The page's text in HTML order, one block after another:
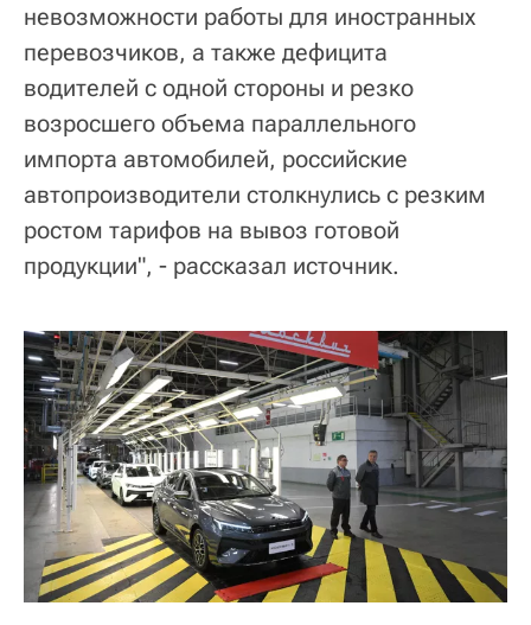
невозможности работы для иностранных
перевозчиков, а также дефицита
водителей с одной стороны и резко
возросшего объема параллельного
импорта автомобилей, российские
автопроизводители столкнулись с резким
ростом тарифов на вывоз готовой
продукции", - рассказал источник.